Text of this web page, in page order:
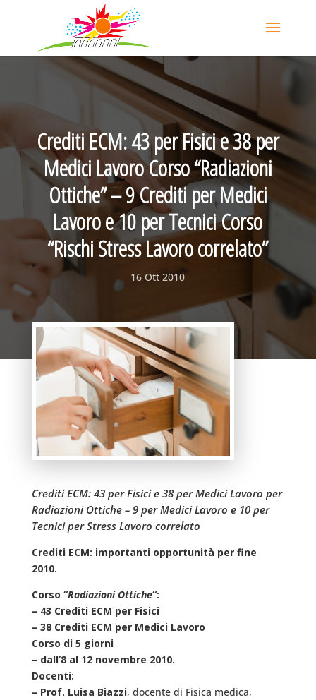
Crediti ECM: 43 per Fisici e 38 per
Medici Lavoro Corso “Radiazioni
Ottiche” – 9 Crediti per Medici
Lavoro e 10 per Tecnici Corso
“Rischi Stress Lavoro correlato”
16 Ott 2010
Crediti ECM: 43 per Fisici e 38 per Medici Lavoro per
Radiazioni Ottiche – 9 per Medici Lavoro e 10 per
Tecnici per Stress Lavoro correlato
Crediti ECM: importanti opportunità per fine
2010.
Corso “Radiazioni Ottiche“:
– 43 Crediti ECM per Fisici
– 38 Crediti ECM per Medici Lavoro
Corso di 5 giorni
– dall’8 al 12 novembre 2010.
Docenti:
– Prof. Luisa Biazzi, docente di Fisica medica,